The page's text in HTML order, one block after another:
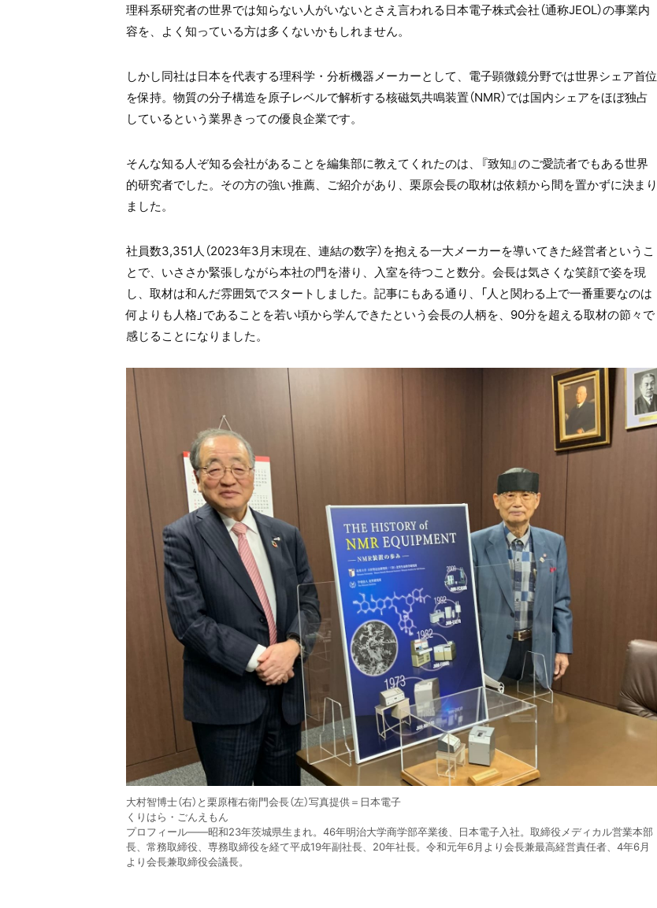
理科系研究者の世界では知らない人がいないとさえ言われる日本電子株式会社（通称JEOL）の事業内
容を、よく知っている方は多くないかもしれません。
しかし同社は日本を代表する理科学・分析機器メーカーとして、電子顕微鏡分野では世界シェア首位
を保持。物質の分子構造を原子レベルで解析する核磁気共鳴装置（NMR）では国内シェアをほぼ独占
しているという業界きっての優良企業です。
そんな知る人ぞ知る会社があることを編集部に教えてくれたのは、『致知』のご愛読者でもある世界
的研究者でした。その方の強い推薦、ご紹介があり、栗原会長の取材は依頼から間を置かずに決まり
ました。
社員数3,351人（2023年3月末現在、連結の数字）を抱える一大メーカーを導いてきた経営者というこ
とで、いささか緊張しながら本社の門を潜り、入室を待つこと数分。会長は気さくな笑顔で姿を現
し、取材は和んだ雰囲気でスタートしました。記事にもある通り、「人と関わる上で一番重要なのは
何よりも人格」であることを若い頃から学んできたという会長の人柄を、90分を超える取材の節々で
感じることになりました。
大村智博士（右）と栗原権右衛門会長（左）写真提供＝日本電子
くりはら・ごんえもん
プロフィール――昭和23年茨城県生まれ。46年明治大学商学部卒業後、日本電子入社。取締役メディカル営業本部
長、常務取締役、専務取締役を経て平成19年副社長、20年社長。令和元年6月より会長兼最高経営責任者、4年6月
より会長兼取締役会議長。